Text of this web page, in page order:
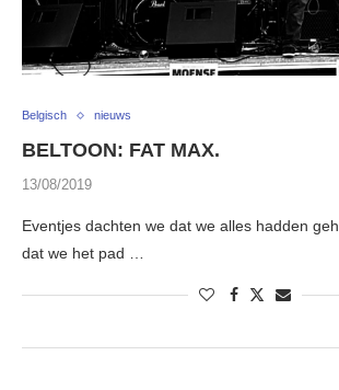
Belgisch nieuws
BELTOON: FAT MAX.
13/08/2019
Eventjes dachten we dat we alles hadden
dat we het pad …